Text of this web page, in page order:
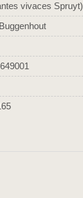
vivaces Spruyt)